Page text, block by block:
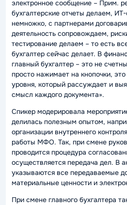
электронное сообщение – Прим.
бухгалтерские отчеты делаем,
немножко, с партнерами
деятельность сопровождаем,
тестирование делаем – то есть
бухгалтер сейчас делает. В
главный бухгалтер – это не
просто нажимает на кнопочки,
уровня, который рассуждает и
смысл каждого документа».
Спикер модерировала
делилась полезным опытом,
организации внутреннего
работы МФО. Так, при смене
проводится процедура
осуществляется передача дел. В
указываются все передаваемые
материальные ценности и
При смене главного бухгалтера